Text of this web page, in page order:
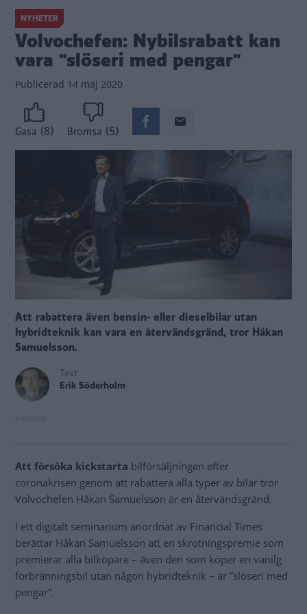
NYHETER
Volvochefen: Nybilsrabatt kan
vara "slöseri med pengar"
Publicerad 14 maj 2020
Gasa (8) Bromsa (5)
Att rabattera även bensin- eller dieselbilar utan
hybridteknik kan vara en återvändsgränd, tror Håkan
Samuelsson.
Text
Erik Söderholm
Att försöka kickstarta bilförsäljningen efter
coronakrisen genom att rabattera alla typer av bilar tror
Volvochefen Håkan Samuelsson är en återvändsgränd.
I ett digitalt seminarium anordnat av Financial Times
berättar Håkan Samuelsson att en skrotningspremie som
premierar alla bilköpare – även den som köper en vanilg
förbränningsbil utan någon hybridteknik – är ”slöseri med
pengar”.